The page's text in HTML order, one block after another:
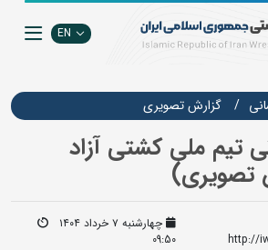
EN
گزارش تصويري
تیم ملی کشتی آزاد
تصویری)
http://
چهارشنبه ۷ خرداد ۱۴۰۴
09:50